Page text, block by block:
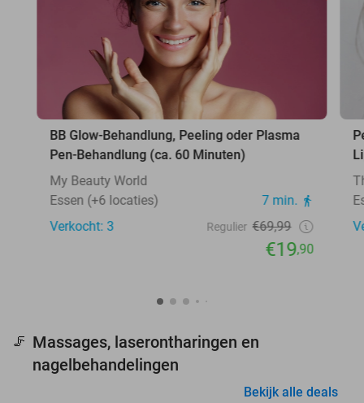
BB Glow-Behandlung, Peeling oder Plasma
Pen-Behandlung (ca. 60 Minuten)
My Beauty World
Essen (+6 locaties)
7 min.
Verkocht: 3
Regulier €69,99
€19,90
🦵 Massages, laserontharingen en
nagelbehandelingen
Bekijk alle deals